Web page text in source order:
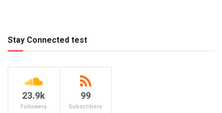
Stay Connected test
23.9k
Followers
99
Subscribers